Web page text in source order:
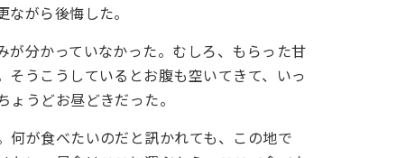
がら後悔した。
分かっていなかった。むしろ、もらった甘
うこうしているとお腹も空いてきて、いっ
うどお昼どきだった。
何が食べたいのだと訊かれても、この地で